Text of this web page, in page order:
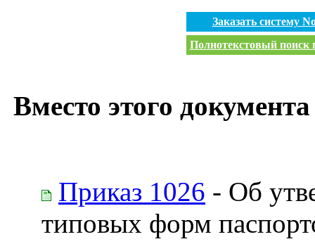
Заказать систему
Полнотекстовый поиск
Вместо этого
Приказ 1026 - Об
типовых форм